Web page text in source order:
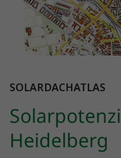
SOLARDACHATLAS
Heidelberg